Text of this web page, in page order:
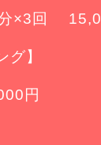
×3回
グ】
円